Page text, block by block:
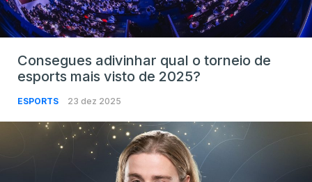
Consegues adivinhar qual o torneio de
esports mais visto de 2025?
ESPORTS 23 dez 2025